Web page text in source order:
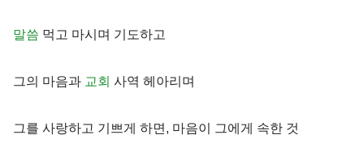
말씀 먹고 마시며 기도하고
그의 마음과 교회 사역 헤아리며
그를 사랑하고 기쁘게 하면, 마음이 그에게 속한 것